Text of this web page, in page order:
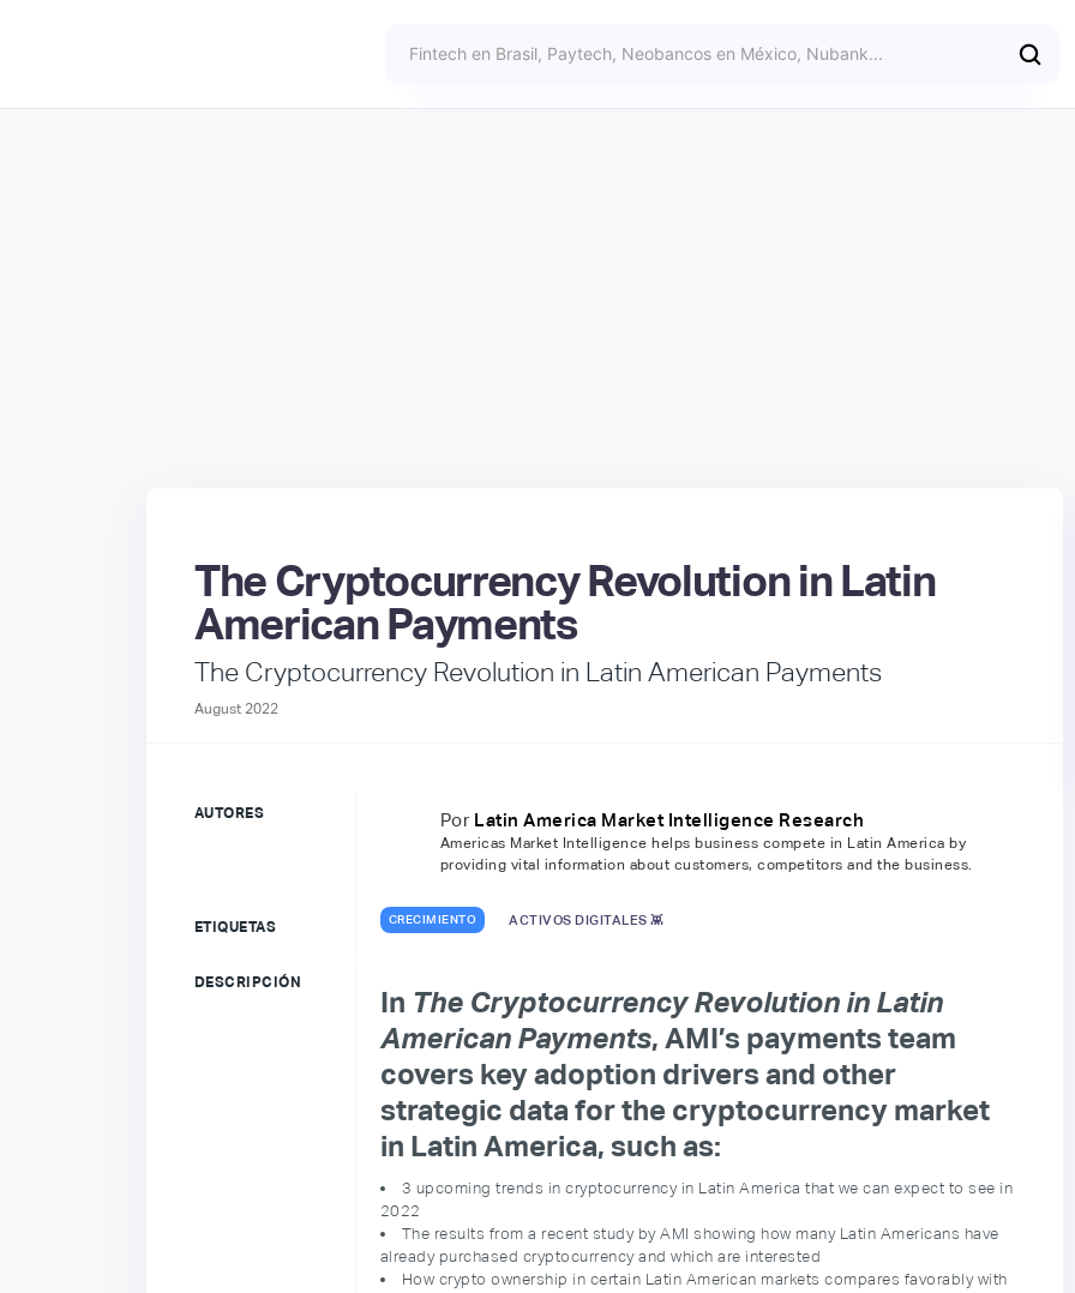
The Cryptocurrency Revolution in Latin
American Payments
The Cryptocurrency Revolution in Latin American Payments
August 2022
AUTORES Por Latin America Market Intelligence Research
Americas Market Intelligence helps business compete in Latin America by
providing vital information about customers, competitors and the business.
ETIQUETAS CRECIMIENTO ACTIVOS DIGITALES 👾
DESCRIPCIÓN
In The Cryptocurrency Revolution in Latin
American Payments, AMI’s payments team
covers key adoption drivers and other
strategic data for the cryptocurrency market
in Latin America, such as:
3 upcoming trends in cryptocurrency in Latin America that we can expect to see in
2022
The results from a recent study by AMI showing how many Latin Americans have
already purchased cryptocurrency and which are interested
How crypto ownership in certain Latin American markets compares favorably with